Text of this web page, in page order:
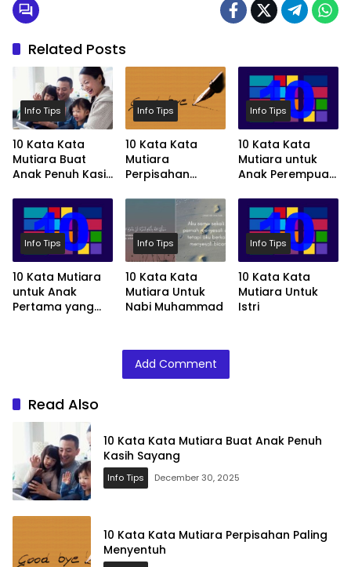
Related Posts
Info Tips
10 Kata Kata
Mutiara Buat
Anak Penuh Kasih
Info Tips
10 Kata Kata
Mutiara
Perpisahan
Info Tips
10 Kata Kata
Mutiara untuk
Anak Perempuan
Info Tips
10 Kata Mutiara
untuk Anak
Pertama yang
Info Tips
10 Kata Kata
Mutiara Untuk
Nabi Muhammad
Info Tips
10 Kata Kata
Mutiara Untuk
Istri
Add Comment
Read Also
10 Kata Kata Mutiara Buat Anak Penuh
Kasih Sayang
Info Tips December 30, 2025
10 Kata Kata Mutiara Perpisahan Paling
Menyentuh